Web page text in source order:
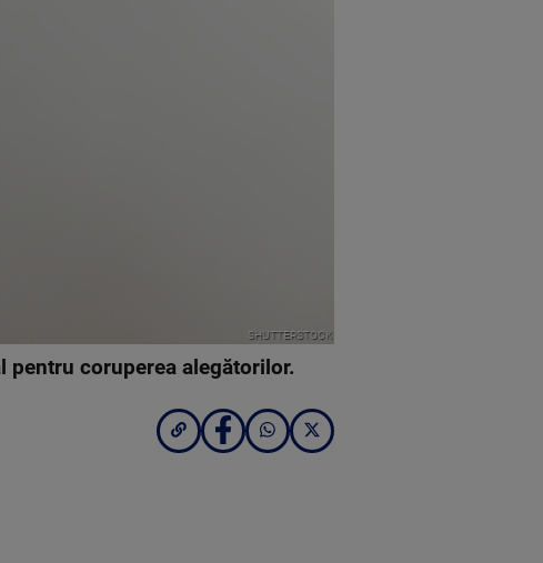
SHUTTERSTOCK
pentru coruperea alegătorilor.